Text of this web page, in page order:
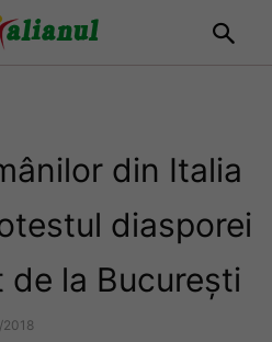
din Italia
diasporei
de la București